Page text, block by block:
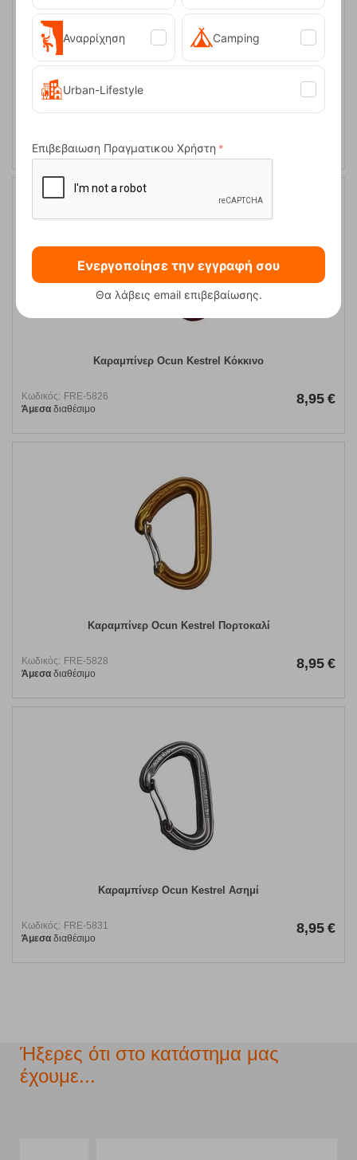
Καραμπίνερ Ocun Kestrel Μπλε
Άμεσαδιαθέσιμο
Καραμπίνερ Ocun Kestrel Κόκκινο
Κωδικός: FRE-5826
Άμεσα διαθέσιμο
8,95 €
Καραμπίνερ Ocun Kestrel Πορτοκαλί
Κωδικός: FRE-5828
Άμεσα διαθέσιμο
8,95 €
Καραμπίνερ Ocun Kestrel Ασημί
Κωδικός: FRE-5831
Άμεσα διαθέσιμο
8,95 €
Ήξερες ότι στο κατάστημα μας
έχουμε...
Αναρρίχηση Camping
Urban-Lifestyle
Επιβεβαιωση Πραγματικου Χρήστη
Ενεργοποίησε την εγγραφή σου
Θα λάβεις email επιβεβαίωσης.